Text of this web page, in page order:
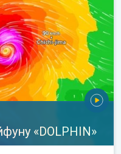
«DOLPHIN»